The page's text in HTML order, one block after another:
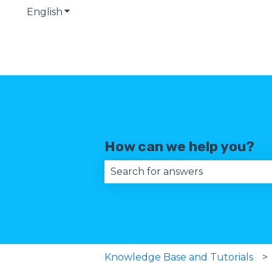
English Show submenu for translations
How can we help you?
Knowledge Base and Tutorials